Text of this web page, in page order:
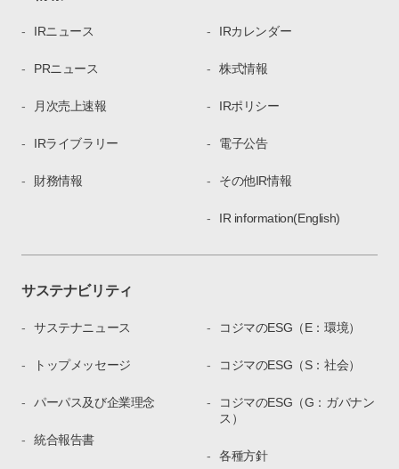
IRニュース
PRニュース
月次売上速報
IRライブラリー
財務情報
IRカレンダー
株式情報
IRポリシー
電子公告
その他IR情報
IR information(English)
サステナビリティ
サステナニュース
トップメッセージ
パーパス及び企業理念
統合報告書
コジマのESG（E：環境）
コジマのESG（S：社会）
コジマのESG（G：ガバナン
ス）
各種方針